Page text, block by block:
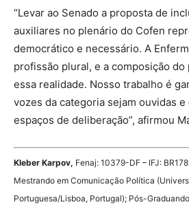
“Levar ao Senado a proposta de
auxiliares no plenário do Cofen
democrático e necessário. A
profissão plural, e a composição
essa realidade. Nosso trabalho é
vozes da categoria sejam ouvidas
espaços de deliberação”, afirmou
Kleber Karpov, Fenaj: 10379-DF – IFJ:
Mestrando em Comunicação Política
Portuguesa/Lisboa, Portugal); Pós-